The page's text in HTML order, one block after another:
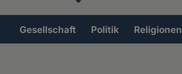
Hauptnavigation
Gesellschaft Politik Religionen